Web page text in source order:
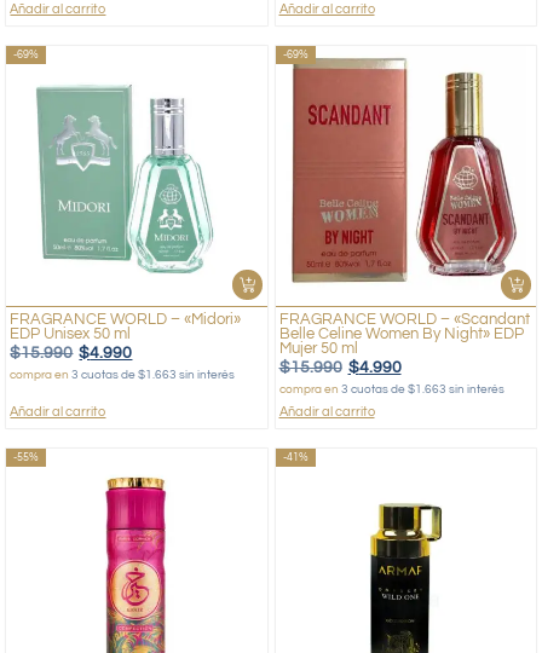
Añadir al carrito Añadir al carrito
-69%
FRAGRANCE WORLD – «Midori»
EDP Unisex 50 ml
$15.990 $4.990
compra en3 cuotas de $1.663 sin interés
Añadir al carrito
-69%
FRAGRANCE WORLD – «Scandant
Belle Celine Women By Night» EDP
Mujer 50 ml
$15.990 $4.990
compra en 3 cuotas de $1.663 sin interés
Añadir al carrito
-55% -41%